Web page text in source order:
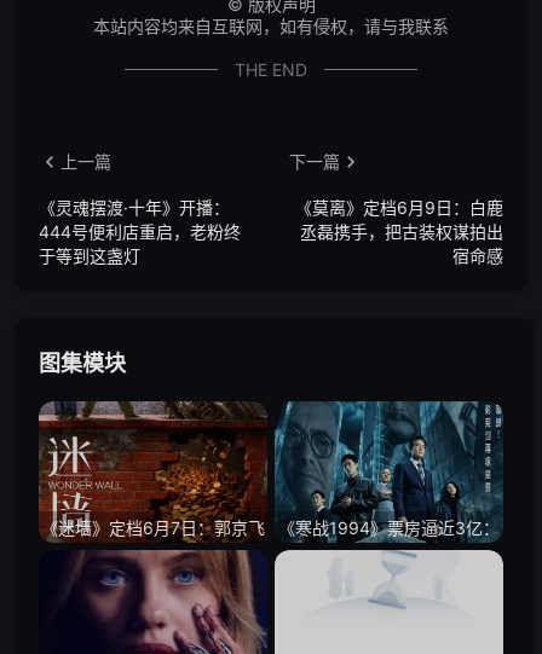
本站内容均来自互联网，如有侵权，请与我联系
THE END
上一篇
《灵魂摆渡·十年》开播：
444号便利店重启，老粉终
于等到这盏灯
下一篇
《莫离》定档6月9日：白鹿
丞磊携手，把古装权谋拍出
宿命感
图集模块
《迷墙》定档6月7日：郭京飞
任素汐把“天降横财”拍成人性
照妖镜
《寒战1994》票房逼近3亿：
吴彦祖刘俊谦把港片警匪的硬
气拍回来了